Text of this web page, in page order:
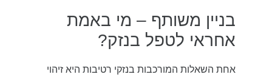
בניין משותף – מי באמת
אחראי לטפל בנזק?
אחת השאלות המורכבות בנזקי רטיבות היא זיהוי